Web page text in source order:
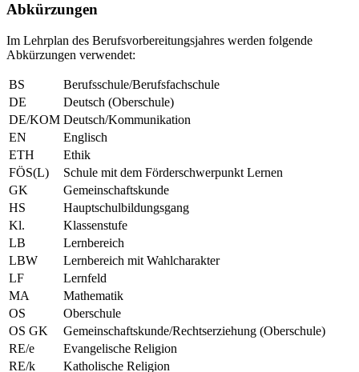
Abkürzungen
Im Lehrplan des Berufsvorbereitungsjahres werden folgende
Abkürzungen verwendet:
BS
Berufsschule/Berufsfachschule
DE
Deutsch (Oberschule)
DE/KOM Deutsch/Kommunikation
EN
Englisch
ETH
Ethik
FÖS(L)
Schule mit dem Förderschwerpunkt Lernen
GK
Gemeinschaftskunde
HS
Hauptschulbildungsgang
Kl.
Klassenstufe
LB
Lernbereich
LBW
Lernbereich mit Wahlcharakter
LF
Lernfeld
MA
Mathematik
OS
Oberschule
OS GK
Gemeinschaftskunde/Rechtserziehung (Oberschule)
RE/e
Evangelische Religion
RE/k
Katholische Religion